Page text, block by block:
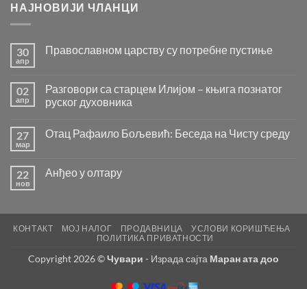
НАЈНОВИЈИ ЧЛАНЦИ
30
апр
Православном царству су потребне пустиње
Православном
царству
су
02
апр
Разговори са старцем Илијом – књига познатог
руског духовника
на
Разговори
Илијом
–
духовника
27
мар
Отац Рафаило Бољевић: Беседа на Чисту среду
Отац
среду
22
нов
Анђео у олтару
Анђео
олтару
КОНТАКТ МОЈ НАЛОГ ПРОДАВНИЦА
УСЛОВИ КОРИШЋЕЊА
ПОЛИТИКА ПРИВАТНОСТИ
Copyright 2026 ©Чувари - Израда сајта Маран ата доо